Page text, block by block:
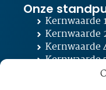
Onze
Kernwaarde
Kernwaarde
Kernwaarde
Kernwaarde
Kernwaarde